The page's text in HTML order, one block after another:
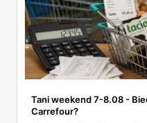
Tani weekend 7-8.08 -
Carrefour?